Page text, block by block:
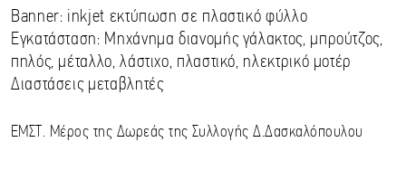
Banner: inkjet εκτύπωση σε πλαστικό φύλλο
Εγκατάσταση: Μηχάνημα διανομής γάλακτος, μπρούτζος,
πηλός, μέταλλο, λάστιχο, πλαστικό, ηλεκτρικό μοτέρ
Διαστάσεις μεταβλητές
ΕΜΣΤ. Μέρος της Δωρεάς της Συλλογής Δ.Δασκαλόπουλου